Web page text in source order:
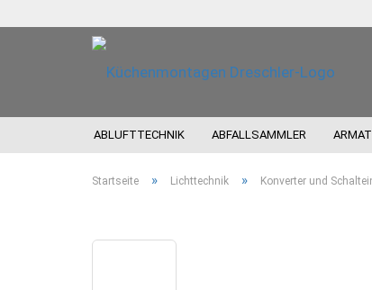
ABLUFTTECHNIK ABFALLSAMMLER
Startseite » Lichttechnik » Konverter und